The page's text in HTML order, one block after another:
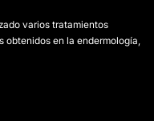
varios tratamientos
obtenidos en la endermología,